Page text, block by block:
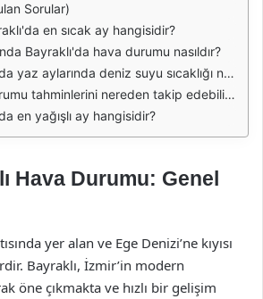
Sorular)
en sıcak ay hangisidir?
Bayraklı'da hava durumu nasıldır?
yaz aylarında deniz suyu sıcaklığı nedir?
tahminlerini nereden takip edebilirim?
en yağışlı ay hangisidir?
Hava Durumu: Genel
yer alan ve Ege Denizi’ne kıyısı
Bayraklı, İzmir’in modern
öne çıkmakta ve hızlı bir gelişim